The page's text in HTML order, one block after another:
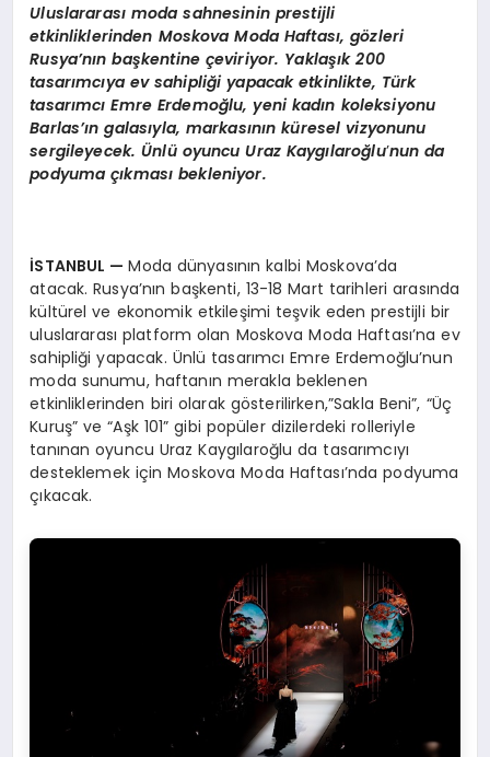
Uluslararası moda sahnesinin prestijli
etkinliklerinden Moskova Moda Haftası, gözleri
Rusya’nın başkentine çeviriyor. Yaklaşık 200
tasarımcıya ev sahipliği yapacak etkinlikte, Türk
tasarımcı Emre Erdemoğlu, yeni kadın koleksiyonu
Barlas’ın galasıyla, markasının küresel vizyonunu
sergileyecek.Ünlü oyuncu Uraz Kaygılaroğlu’nun da
podyuma çıkması bekleniyor.
İSTANBUL —Moda dünyasının kalbi Moskova’da
atacak. Rusya’nın başkenti, 13-18 Mart tarihleri arasında
kültürel ve ekonomik etkileşimi teşvik eden prestijli bir
uluslararası platform olan Moskova Moda Haftası’na ev
sahipliği yapacak. Ünlü tasarımcı Emre Erdemoğlu’nun
moda sunumu, haftanın merakla beklenen
etkinliklerinden biri olarak gösterilirken,”Sakla Beni”, “Üç
Kuruş” ve “Aşk 101” gibi popüler dizilerdeki rolleriyle
tanınan oyuncu Uraz Kaygılaroğlu da tasarımcıyı
desteklemek için Moskova Moda Haftası’nda podyuma
çıkacak.